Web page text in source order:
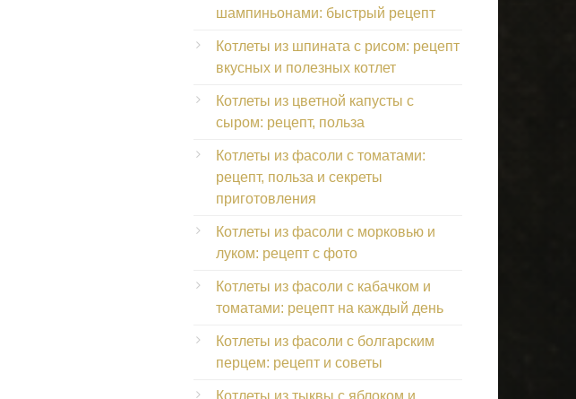
шампиньонами: быстрый рецепт
Котлеты из шпината с рисом: рецепт
вкусных и полезных котлет
Котлеты из цветной капусты с
сыром: рецепт, польза
Котлеты из фасоли с томатами:
рецепт, польза и секреты
приготовления
Котлеты из фасоли с морковью и
луком: рецепт с фото
Котлеты из фасоли с кабачком и
томатами: рецепт на каждый день
Котлеты из фасоли с болгарским
перцем: рецепт и советы
Котлеты из тыквы с яблоком и